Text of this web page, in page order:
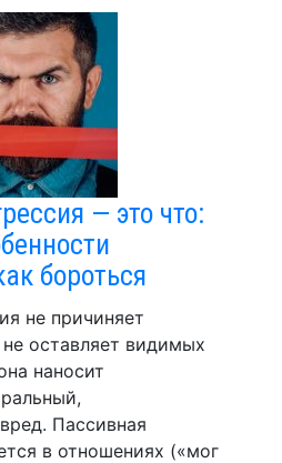
— это что:
бороться
не причиняет
оставляет видимых
наносит
Пассивная
в отношениях («мог